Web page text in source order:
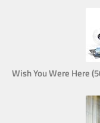
Wish You Were Here